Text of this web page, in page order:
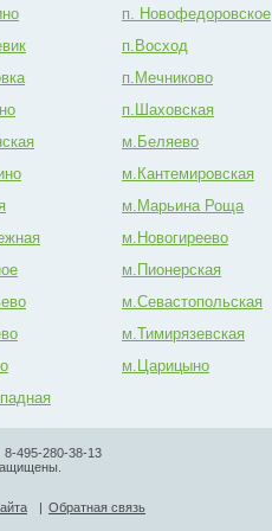
п. Новофедоровское
п.Восход
п.Мечниково
п.Шаховская
м.Беляево
м.Кантемировская
м.Марьина Роща
м.Новогиреево
м.Пионерская
м.Севастопольская
м.Тимирязевская
м.Царицыно
8-495-280-38-13
Обратная связь